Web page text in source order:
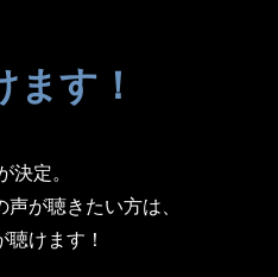
す！
定。
が聴きたい方は、
けます！